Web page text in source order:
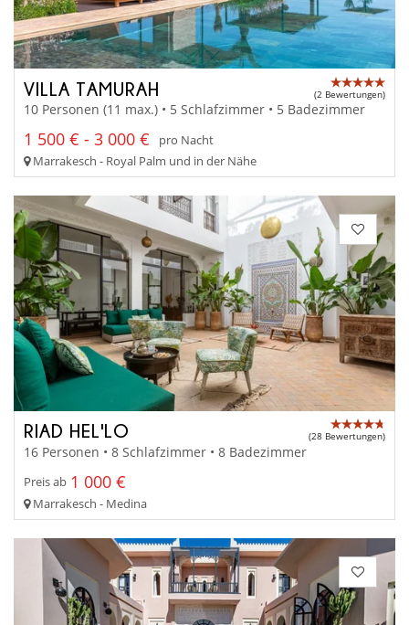
VILLA TAMURAH (2 Bewertungen)
10 Personen (11 max.) • 5 Schlafzimmer • 5 Badezimmer
1 500 € - 3 000 €
pro Nacht
Marrakesch - Royal Palm und in der Nähe
RIAD HEL'LO (28 Bewertungen)
16 Personen • 8 Schlafzimmer • 8 Badezimmer
Preis ab 1 000 €
Marrakesch - Medina